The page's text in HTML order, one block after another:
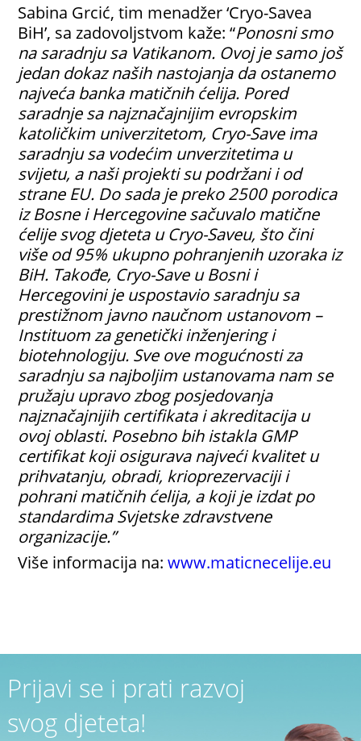
Sabina Grcić, tim menadžer ‘Cryo-Savea
BiH’, sa zadovoljstvom kaže: “Ponosni smo
na saradnju sa Vatikanom. Ovoj je samo još
jedan dokaz naših nastojanja da ostanemo
najveća banka matičnih ćelija. Pored
saradnje sa najznačajnijim evropskim
katoličkim univerzitetom, Cryo-Save ima
saradnju sa vodećim unverzitetima u
svijetu, a naši projekti su podržani i od
strane EU. Do sada je preko 2500 porodica
iz Bosne i Hercegovine sačuvalo matične
ćelije svog djeteta u Cryo-Saveu, što čini
više od 95% ukupno pohranjenih uzoraka iz
BiH. Takođe, Cryo-Save u Bosni i
Hercegovini je uspostavio saradnju sa
prestižnom javno naučnom ustanovom –
Instituom za genetički inženjering i
biotehnologiju. Sve ove mogućnosti za
saradnju sa najboljim ustanovama nam se
pružaju upravo zbog posjedovanja
najznačajnijih certifikata i akreditacija u
ovoj oblasti. Posebno bih istakla GMP
certifikat koji osigurava najveći kvalitet u
prihvatanju, obradi, krioprezervaciji i
pohrani matičnih ćelija, a koji je izdat po
standardima Svjetske zdravstvene
organizacije.”
Više informacija na:www.maticnecelije.eu
Prijavi se i prati razvoj
svog djeteta!